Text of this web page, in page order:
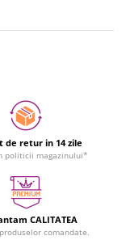
de retur in 14 zile
politicii magazinului*
CALITATEA
comandate.